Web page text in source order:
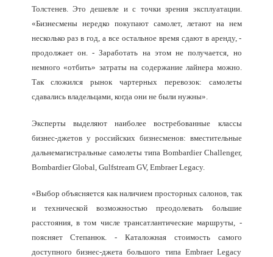
Толстенев. Это дешевле и с точки зрения эксплуатации.
«Бизнесмены нередко покупают самолет, летают на нем
несколько раз в год, а все остальное время сдают в аренду, -
продолжает он. - Заработать на этом не получается, но
немного «отбить» затраты на содержание лайнера можно.
Так сложился рынок чартерных перевозок: самолеты
сдавались владельцами, когда они не были нужны».
Эксперты выделяют наиболее востребованные классы
бизнес-джетов у российских бизнесменов: вместительные
дальнемагистральные самолеты типа Bombardier Challenger,
Bombardier Global, Gulfstream GV, Embraer Legacy.
«Выбор объясняется как наличием просторных салонов, так
и технической возможностью преодолевать большие
расстояния, в том числе трансатлантические маршруты, -
поясняет Степанюк. - Каталожная стоимость самого
доступного бизнес-джета большого типа Embraer Legacy